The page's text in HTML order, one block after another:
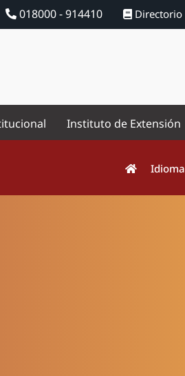
018000 - 914410 Directorio
Instituto de Extensión
Idioma